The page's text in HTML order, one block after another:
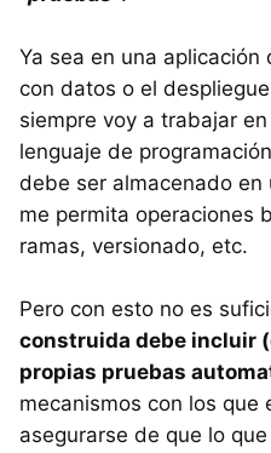
Ya sea en una
con datos o el
siempre voy a trabajar
lenguaje de
debe ser almacenado
me permita operaciones
ramas, versionado, etc.
Pero con esto no es
construida debe incluir
propias pruebas
mecanismos con los que
asegurarse de que lo